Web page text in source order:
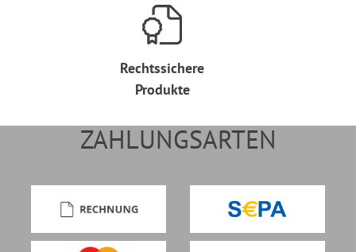
Rechtssichere
Produkte
ZAHLUNGSARTEN